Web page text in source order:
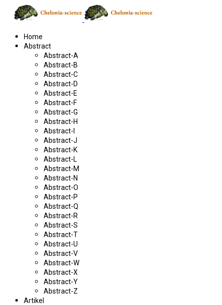
Home
Abstract
Abstract-A
Abstract-B
Abstract-C
Abstract-D
Abstract-E
Abstract-F
Abstract-G
Abstract-H
Abstract-I
Abstract-J
Abstract-K
Abstract-L
Abstract-M
Abstract-N
Abstract-O
Abstract-P
Abstract-Q
Abstract-R
Abstract-S
Abstract-T
Abstract-U
Abstract-V
Abstract-W
Abstract-X
Abstract-Y
Abstract-Z
Artikel